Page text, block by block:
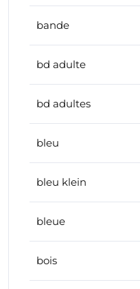
bande
bd adulte
bd adultes
bleu
bleu klein
bleue
bois